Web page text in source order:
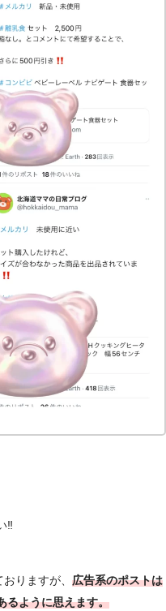
‼
りますが、 広告系のポストは
るように思えます。